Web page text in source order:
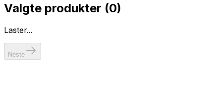
Valgte produkter (0)
Laster...
Neste